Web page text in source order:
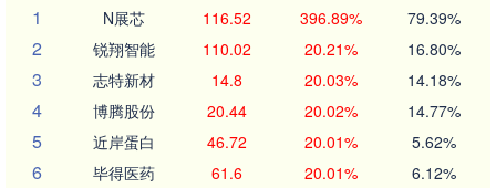
1
N展芯 116.52 396.89% 79.39%
2 锐翔智能 110.02 20.21% 16.80%
3 志特新材 14.8 20.03% 14.18%
4 博腾股份 20.44 20.02% 14.77%
5 近岸蛋白 46.72 20.01% 5.62%
6 毕得医药 61.6 20.01% 6.12%